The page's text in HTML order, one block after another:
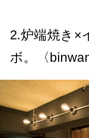
2.炉端焼き×
ボ。〈